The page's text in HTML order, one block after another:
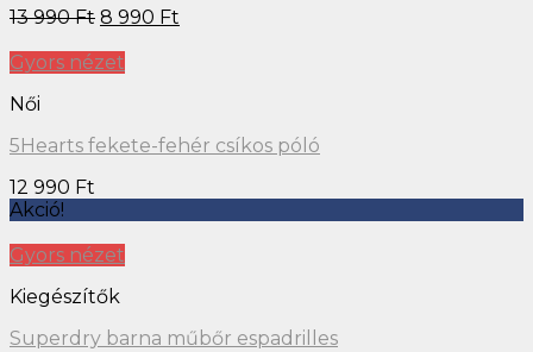
13 990Ft 8 990 Ft
Gyors nézet
Női
5Hearts fekete-fehér csíkos póló
12 990 Ft
Akció!
Gyors nézet
Kiegészítők
Superdry barna műbőr espadrilles